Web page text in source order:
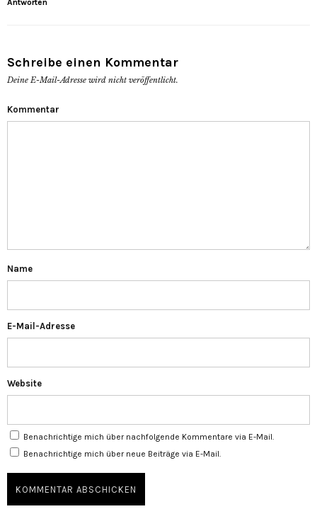
Antworten
Schreibe einen Kommentar
Deine E-Mail-Adresse wird nicht veröffentlicht.
Kommentar
Name
E-Mail-Adresse
Website
Benachrichtige mich über nachfolgende Kommentare via E-Mail.
Benachrichtige mich über neue Beiträge via E-Mail.